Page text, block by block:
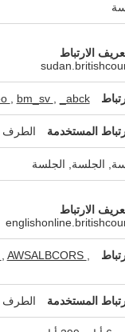
bm_sv _abck
الطرف
الجلسة, الجلسة
AWSALBCORS
الطرف